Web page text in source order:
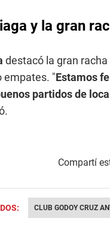
y la gran
destacó la gran
empates. "Estamos
partidos de
CLUB GODOY CRUZ